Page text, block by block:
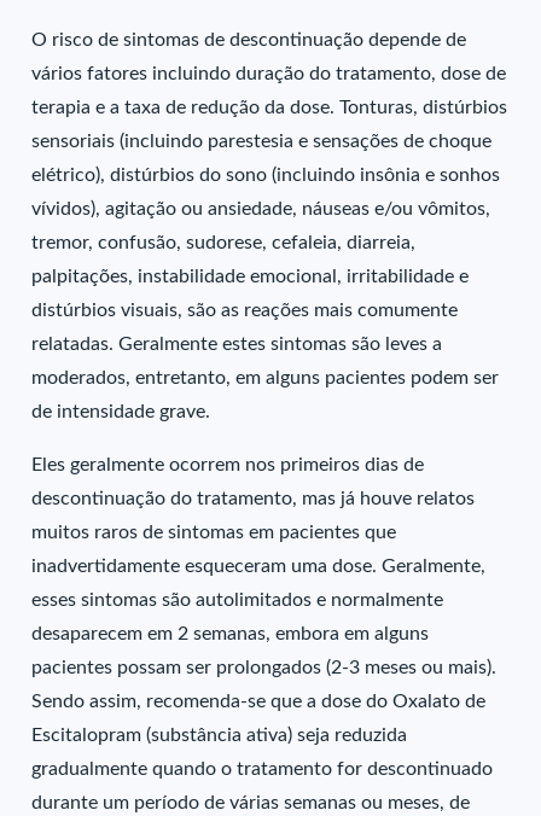
O risco de sintomas de descontinuação depende de
vários fatores incluindo duração do tratamento, dose de
terapia e a taxa de redução da dose. Tonturas, distúrbios
sensoriais (incluindo parestesia e sensações de choque
elétrico), distúrbios do sono (incluindo insônia e sonhos
vívidos), agitação ou ansiedade, náuseas e/ou vômitos,
tremor, confusão, sudorese, cefaleia, diarreia,
palpitações, instabilidade emocional, irritabilidade e
distúrbios visuais, são as reações mais comumente
relatadas. Geralmente estes sintomas são leves a
moderados, entretanto, em alguns pacientes podem ser
de intensidade grave.
Eles geralmente ocorrem nos primeiros dias de
descontinuação do tratamento, mas já houve relatos
muitos raros de sintomas em pacientes que
inadvertidamente esqueceram uma dose. Geralmente,
esses sintomas são autolimitados e normalmente
desaparecem em 2 semanas, embora em alguns
pacientes possam ser prolongados (2-3 meses ou mais).
Sendo assim, recomenda-se que a dose do Oxalato de
Escitalopram (substância ativa) seja reduzida
gradualmente quando o tratamento for descontinuado
durante um período de várias semanas ou meses, de